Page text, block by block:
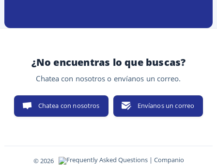
¿No encuentras lo que buscas?
Chatea con nosotros o envíanos un correo.
Chatea con nosotros Envíanos un correo
© 2026